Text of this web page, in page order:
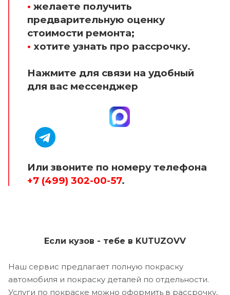
• желаете получить
предварительную оценку
стоимости ремонта;
• хотите узнать про рассрочку.
Нажмите для связи на удобный
для вас мессенджер
Или звоните по номеру телефона
+7 (499) 302-00-57.
Если кузов - тебе в KUTUZOVV
Наш сервис предлагает полную покраску
автомобиля и покраску деталей по отдельности.
Услуги по покраске можно оформить в рассрочку,